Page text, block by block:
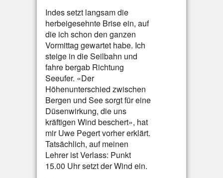
Indes setzt langsam die
herbeigesehnte Brise ein, auf
die ich schon den ganzen
Vormittag gewartet habe. Ich
steige in die Seilbahn und
fahre bergab Richtung
Seeufer. «Der
Höhenunterschied zwischen
Bergen und See sorgt für eine
Düsenwirkung, die uns
kräftigen Wind beschert», hat
mir Uwe Pegert vorher erklärt.
Tatsächlich, auf meinen
Lehrer ist Verlass: Punkt
15.00 Uhr setzt der Wind ein.